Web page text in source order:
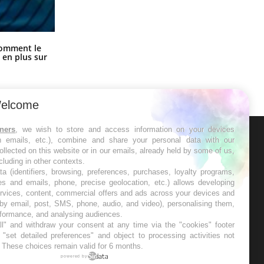
le
plus sur
les semaines les meilleures
, we wish to store and access information on your devices
emails, etc.), combine and share your personal data with our
on this website or in our emails, already held by some of us,
in other contexts.
(identifiers, browsing, preferences, purchases, loyalty programs,
and emails, phone, precise geolocation, etc.) allows developing
content, commercial offers and ads across your devices and
email, post, SMS, phone, audio, and video), personalising them,
and analysing audiences.
and withdraw your consent at any time via the "cookies" footer
detailed preferences" and object to processing activities not
choices remain valid for 6 months.
powered by